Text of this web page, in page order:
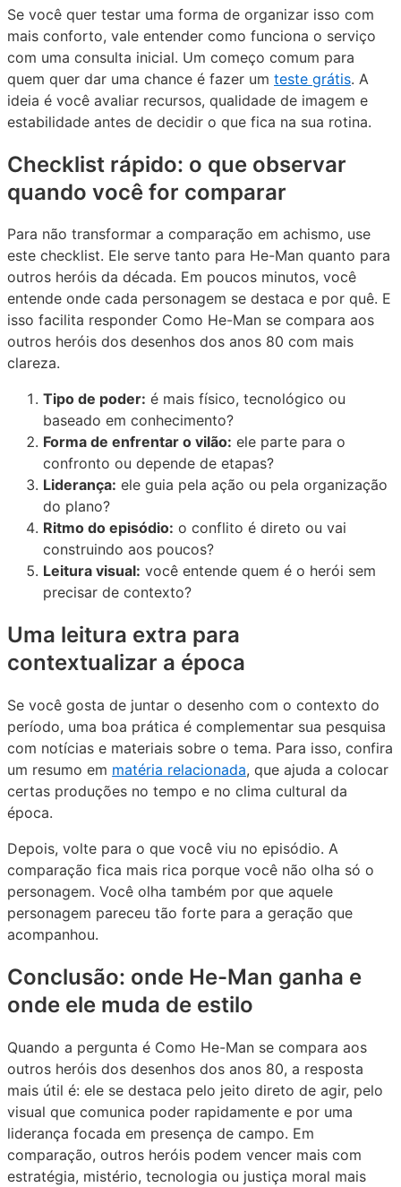
Se você quer testar uma forma de organizar isso com
mais conforto, vale entender como funciona o serviço
com uma consulta inicial. Um começo comum para
quem quer dar uma chance é fazer um teste grátis. A
ideia é você avaliar recursos, qualidade de imagem e
estabilidade antes de decidir o que fica na sua rotina.
Checklist rápido: o que observar
quando você for comparar
Para não transformar a comparação em achismo, use
este checklist. Ele serve tanto para He-Man quanto para
outros heróis da década. Em poucos minutos, você
entende onde cada personagem se destaca e por quê. E
isso facilita responder Como He-Man se compara aos
outros heróis dos desenhos dos anos 80 com mais
clareza.
Tipo de poder: é mais físico, tecnológico ou
baseado em conhecimento?
Forma de enfrentar o vilão: ele parte para o
confronto ou depende de etapas?
Liderança: ele guia pela ação ou pela organização
do plano?
Ritmo do episódio: o conflito é direto ou vai
construindo aos poucos?
Leitura visual: você entende quem é o herói sem
precisar de contexto?
Uma leitura extra para
contextualizar a época
Se você gosta de juntar o desenho com o contexto do
período, uma boa prática é complementar sua pesquisa
com notícias e materiais sobre o tema. Para isso, confira
um resumo em matéria relacionada, que ajuda a colocar
certas produções no tempo e no clima cultural da
época.
Depois, volte para o que você viu no episódio. A
comparação fica mais rica porque você não olha só o
personagem. Você olha também por que aquele
personagem pareceu tão forte para a geração que
acompanhou.
Conclusão: onde He-Man ganha e
onde ele muda de estilo
Quando a pergunta é Como He-Man se compara aos
outros heróis dos desenhos dos anos 80, a resposta
mais útil é: ele se destaca pelo jeito direto de agir, pelo
visual que comunica poder rapidamente e por uma
liderança focada em presença de campo. Em
comparação, outros heróis podem vencer mais com
estratégia, mistério, tecnologia ou justiça moral mais